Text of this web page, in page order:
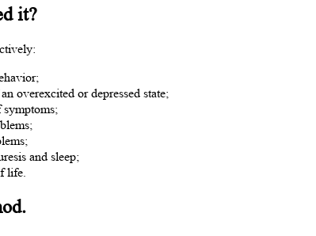
it?
overexcited or depressed state;
symptoms;
and sleep;
life.